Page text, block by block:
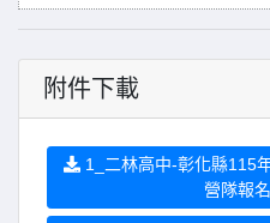
附件下載
1_二林高中-彰化縣115
營隊報